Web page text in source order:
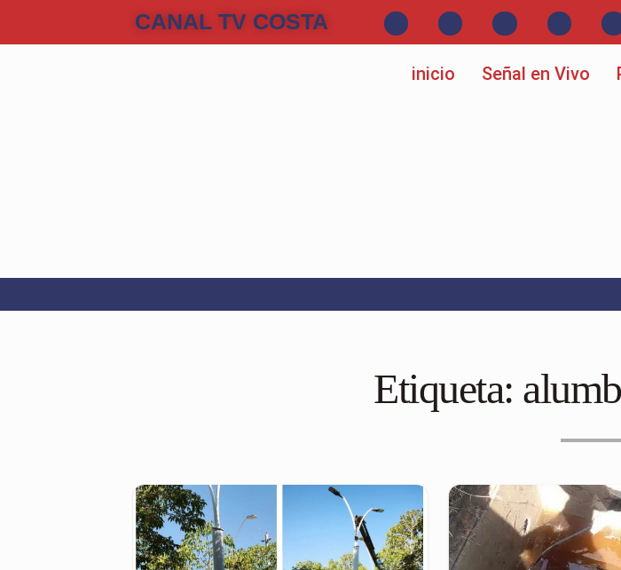
CANAL TV COSTA
inicio Señal en Vivo
Etiqueta: